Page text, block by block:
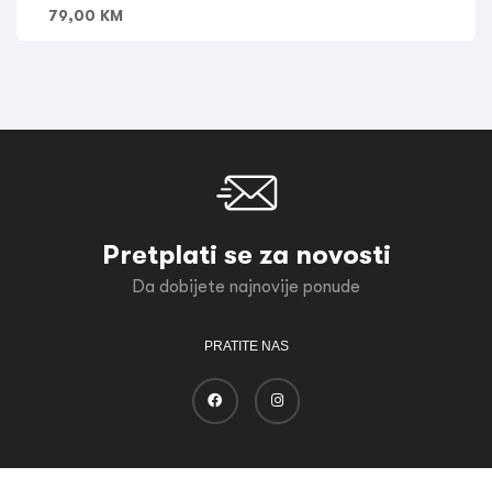
79,00 KM
Pretplati se za novosti
Da dobijete najnovije ponude
PRATITE NAS